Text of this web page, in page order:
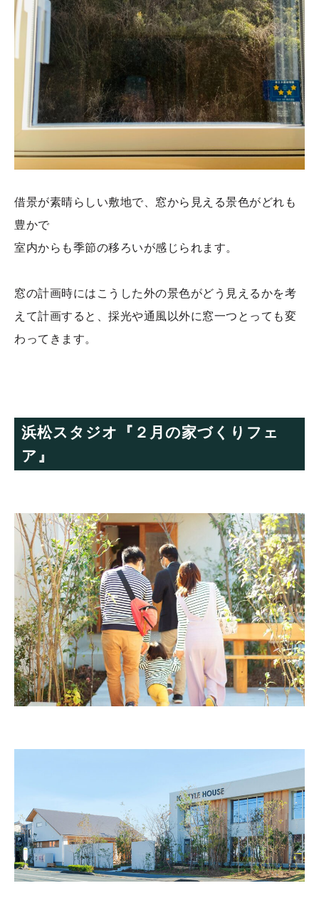
借景が素晴らしい敷地で、窓から見える景色がどれも
豊かで
室内からも季節の移ろいが感じられます。
窓の計画時にはこうした外の景色がどう見えるかを考
えて計画すると、採光や通風以外に窓一つとっても変
わってきます。
浜松スタジオ『２月の家づくりフェ
ア』